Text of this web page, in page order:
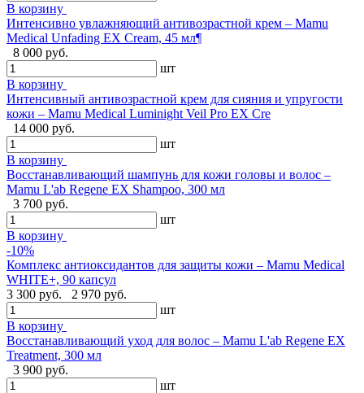
В корзину
Интенсивно увлажняющий антивозрастной крем – Mamu
Medical Unfading EX Cream, 45 мл¶
8 000 руб.
шт
В корзину
Интенсивный антивозрастной крем для сияния и упругости
кожи – Mamu Medical Luminight Veil Pro EX Cre
14 000 руб.
шт
В корзину
Восстанавливающий шампунь для кожи головы и волос –
Mamu L'ab Regene EX Shampoo, 300 мл
3 700 руб.
шт
В корзину
-10%
Комплекс антиоксидантов для защиты кожи – Mamu Medical
WHITE+, 90 капсул
3 300 руб.
2 970 руб.
шт
В корзину
Восстанавливающий уход для волос – Mamu L'ab Regene EX
Treatment, 300 мл
3 900 руб.
шт